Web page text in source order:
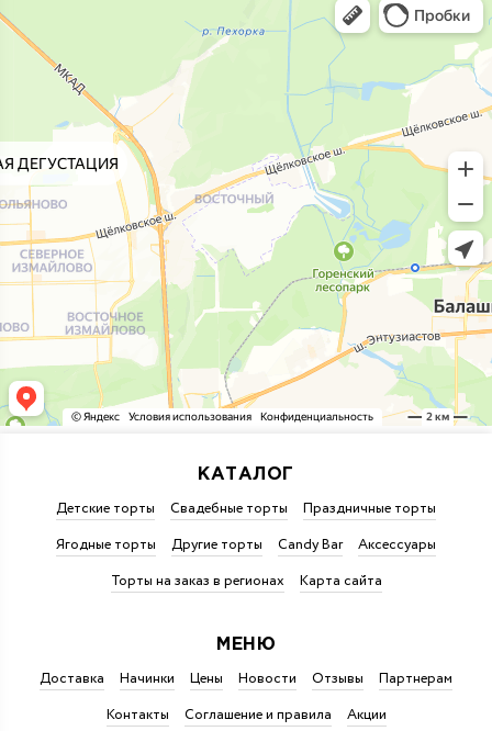
КАТАЛОГ
Детские торты Свадебные торты
Праздничные торты
Ягодные торты
Другие торты Candy Bar
Аксессуары
Торты на заказ в регионах
Карта сайта
МЕНЮ
Доставка Начинки Цены Новости Отзывы
Партнерам
Контакты
Соглашение и правила Акции